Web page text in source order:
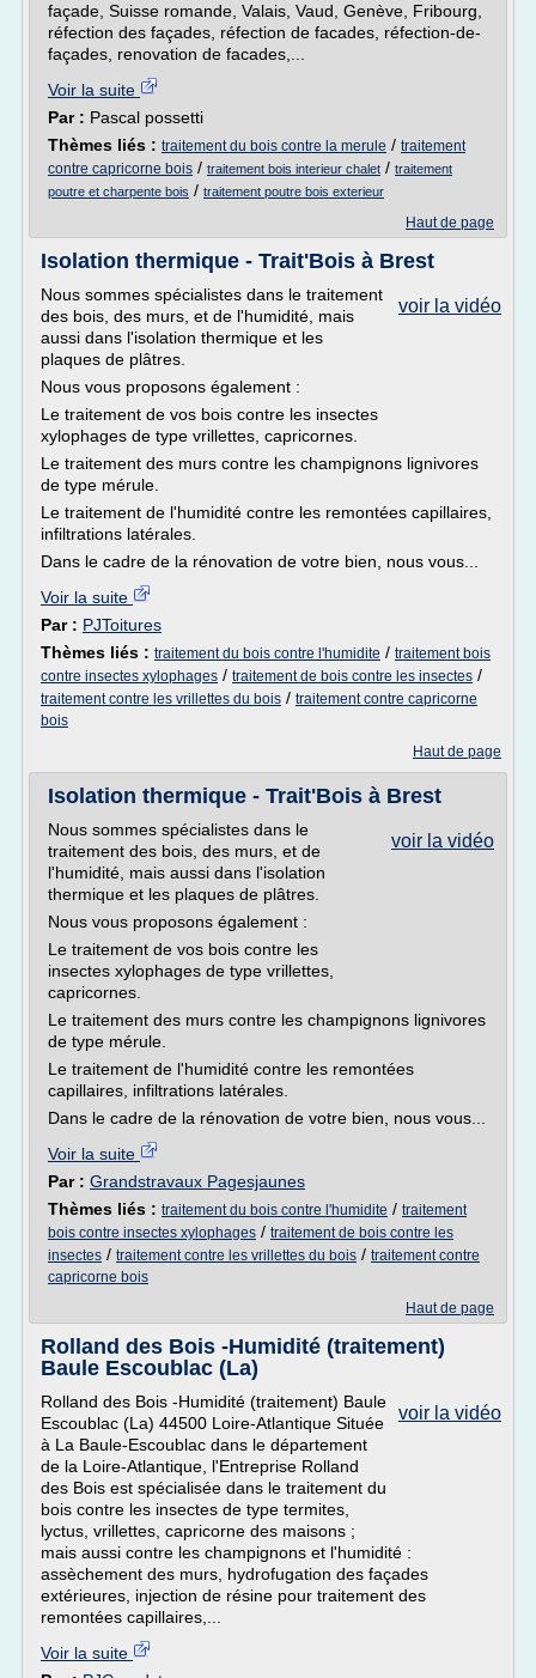
façade, Suisse romande, Valais, Vaud, Genève, Fribourg,
réfection des façades, réfection de facades, réfection-de-
façades, renovation de facades,...
Voir la suite
Par : Pascal possetti
Thèmes liés : traitement du bois contre la merule / traitement
contre capricorne bois / traitement bois interieur chalet / traitement
poutre et charpente bois / traitement poutre bois exterieur
Haut de page
Isolation thermique - Trait'Bois à Brest
voir la vidéo
Nous sommes spécialistes dans le traitement
des bois, des murs, et de l'humidité, mais
aussi dans l'isolation thermique et les
plaques de plâtres.
Nous vous proposons également :
Le traitement de vos bois contre les insectes
xylophages de type vrillettes, capricornes.
Le traitement des murs contre les champignons lignivores
de type mérule.
Le traitement de l'humidité contre les remontées capillaires,
infiltrations latérales.
Dans le cadre de la rénovation de votre bien, nous vous...
Voir la suite
Par : PJToitures
Thèmes liés : traitement du bois contre l'humidite / traitement bois
contre insectes xylophages / traitement de bois contre les insectes /
traitement contre les vrillettes du bois / traitement contre capricorne
bois
Haut de page
Isolation thermique - Trait'Bois à Brest
voir la vidéo
Nous sommes spécialistes dans le
traitement des bois, des murs, et de
l'humidité, mais aussi dans l'isolation
thermique et les plaques de plâtres.
Nous vous proposons également :
Le traitement de vos bois contre les
insectes xylophages de type vrillettes,
capricornes.
Le traitement des murs contre les champignons lignivores
de type mérule.
Le traitement de l'humidité contre les remontées
capillaires, infiltrations latérales.
Dans le cadre de la rénovation de votre bien, nous vous...
Voir la suite
Par : Grandstravaux Pagesjaunes
Thèmes liés : traitement du bois contre l'humidite / traitement
bois contre insectes xylophages / traitement de bois contre les
insectes / traitement contre les vrillettes du bois / traitement contre
capricorne bois
Haut de page
Rolland des Bois -Humidité (traitement)
Baule Escoublac (La)
voir la vidéo
Rolland des Bois -Humidité (traitement) Baule
Escoublac (La) 44500 Loire-Atlantique Située
à La Baule-Escoublac dans le département
de la Loire-Atlantique, l'Entreprise Rolland
des Bois est spécialisée dans le traitement du
bois contre les insectes de type termites,
lyctus, vrillettes, capricorne des maisons ;
mais aussi contre les champignons et l'humidité :
assèchement des murs, hydrofugation des façades
extérieures, injection de résine pour traitement des
remontées capillaires,...
Voir la suite